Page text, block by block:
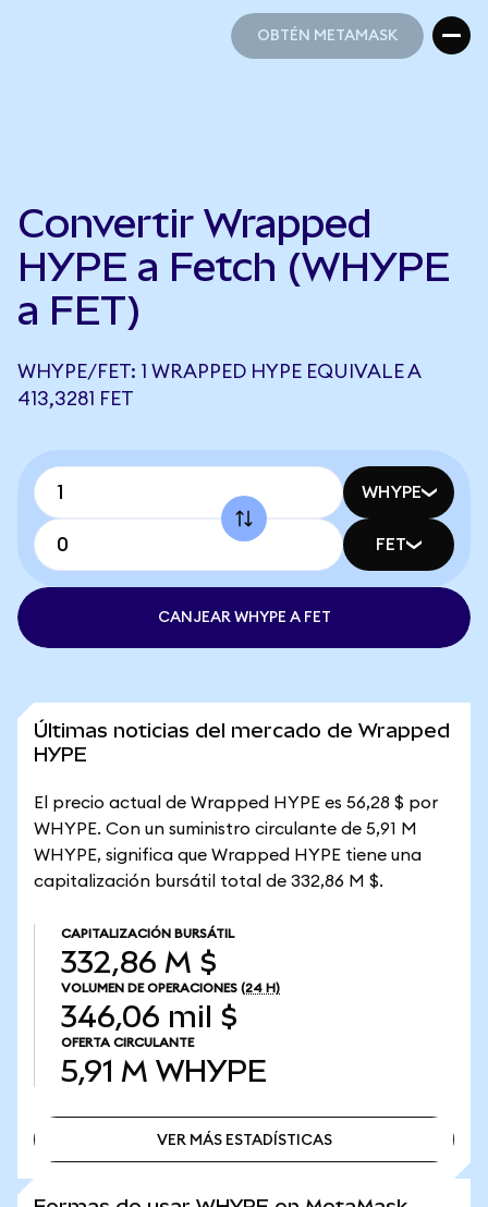
OBTÉN METAMASK
Convertir Wrapped
HYPE a Fetch (WHYPE
a FET)
WHYPE/FET: 1 WRAPPED HYPE EQUIVALE A
413,3281 FET
WHYPE
FET
CANJEAR WHYPE A FET
Últimas noticias del mercado de Wrapped
HYPE
El precio actual de Wrapped HYPE es 56,28 $ por
WHYPE. Con un suministro circulante de 5,91 M
WHYPE, significa que Wrapped HYPE tiene una
capitalización bursátil total de 332,86 M $.
CAPITALIZACIÓN BURSÁTIL
332,86 M $
VOLUMEN DE OPERACIONES (24 H)
346,06 mil $
OFERTA CIRCULANTE
5,91 M WHYPE
VER MÁS ESTADÍSTICAS